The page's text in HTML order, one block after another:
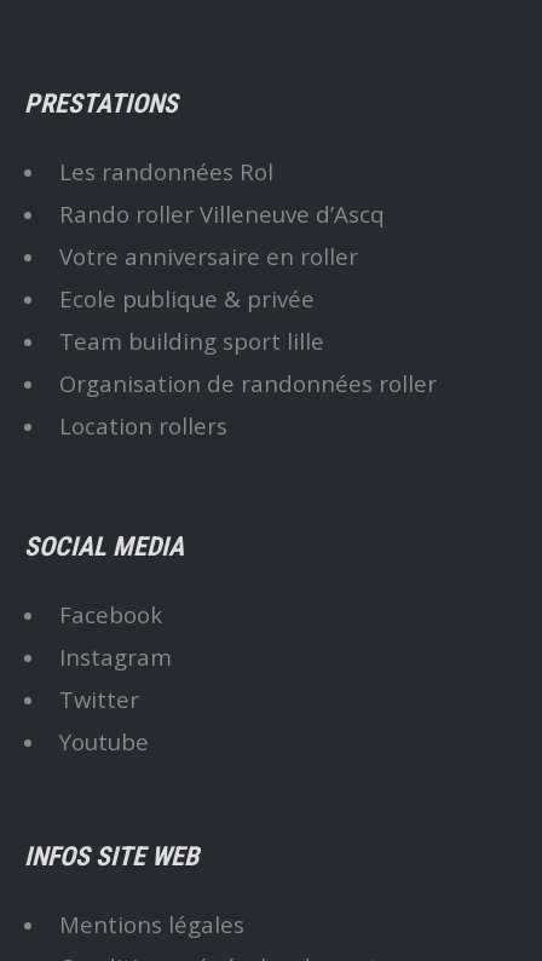
PRESTATIONS
Les randonnées Rol
Rando roller Villeneuve d’Ascq
Votre anniversaire en roller
Ecole publique & privée
Team building sport lille
Organisation de randonnées roller
Location rollers
SOCIAL MEDIA
Facebook
Instagram
Twitter
Youtube
INFOS SITE WEB
Mentions légales